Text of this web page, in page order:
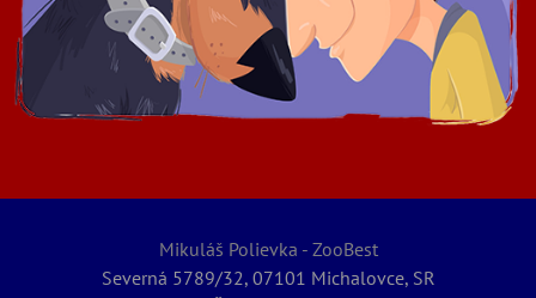
Mikuláš Polievka - ZooBest
Severná 5789/32, 07101 Michalovce, SR